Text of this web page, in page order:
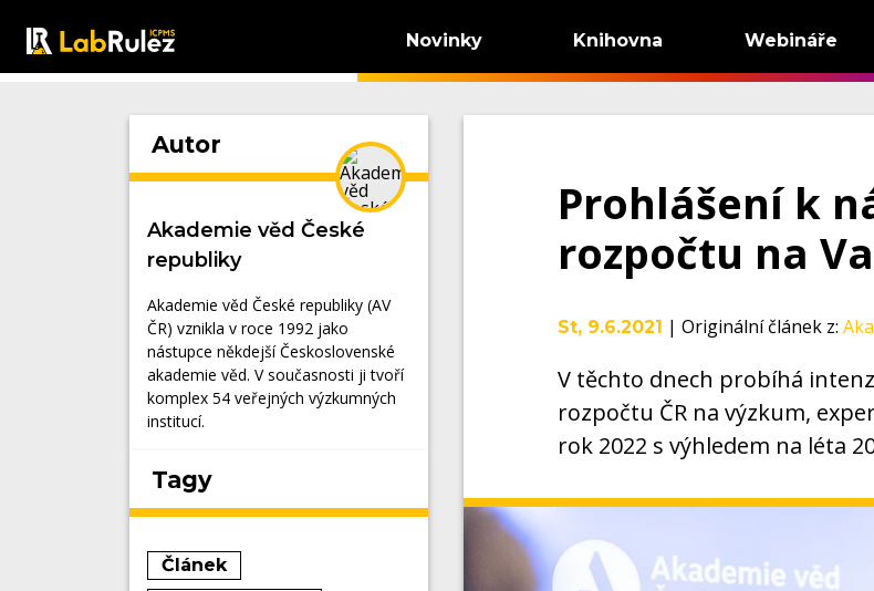
Novinky Knihovna Webináře
Autor
Akademie věd České
republiky
Akademie věd České republiky (AV
ČR) vznikla v roce 1992 jako
nástupce někdejší Československé
akademie věd. V současnosti ji tvoří
komplex 54 veřejných výzkumných
institucí.
Tagy
Článek
Prohlášení k
rozpočtu na
St, 9.6.2021 | Originální článek z:
V těchto dnech probíhá
rozpočtu ČR na výzkum,
rok 2022 s výhledem na léta